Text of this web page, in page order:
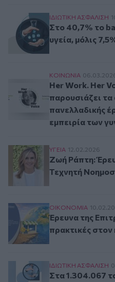
Στο 40,7% το
ΙΔΙΩΤΙΚΗ ΑΣΦAΛΙΣΗ
Στο 40,7% το
υγεία, μόλις
Her Work. Her
ΚΟΙΝΩΝΙΑ
Her Work. Her
παρουσιάζει
πανελλαδικής
εμπειρία των
Ζωή Ράπτη:
ΥΓΕΙΑ 12.02.2026
Ζωή Ράπτη:
Τεχνητή
Έρευνα της
ΟΙΚΟΝΟΜΙΑ
Έρευνα της
πρακτικές
Στα 1.304.067
ΙΔΙΩΤΙΚΗ ΑΣΦAΛΙΣΗ
Στα 1.304.067